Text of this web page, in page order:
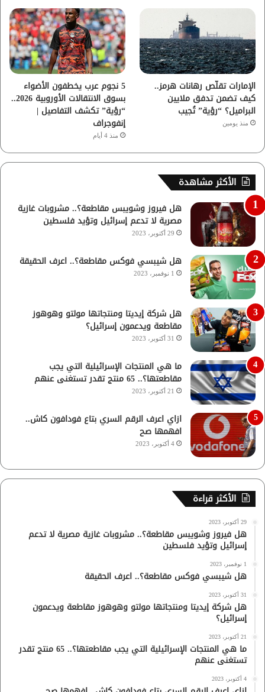
الإمارات تقلّص رهانات هرمز..
كيف تضمن تدفق ملايين
البراميل؟ “رؤية” تُجيب
منذ يومين
5 نجوم عرب يخطفون الأضواء
بسوق الانتقالات الأوروبية 2026..
“رؤية” تكشف التفاصيل |
إنفوجراف
منذ 4 أيام
الأكثر مشاهدة
هل فيروز وشويبس مقاطعة؟.. مشروبات غازية
مصرية لا تدعم إسرائيل وتؤيد فلسطين
29 أكتوبر، 2023
هل شيبسي فوكس مقاطعة؟.. اعرف الحقيقة
1 نوفمبر، 2023
هل شركة إيديتا ومنتجاتها مولتو وهوهوز
مقاطعة ويدعمون إسرائيل؟
31 أكتوبر، 2023
ما هي المنتجات الإسرائيلية التي يجب
مقاطعتها؟.. 65 منتج تقدر تستغنى عنهم
21 أكتوبر، 2023
ازاي اعرف الرقم السري بتاع فودافون كاش..
افهمها صح
4 أكتوبر، 2023
الأكثر قراءة
29 أكتوبر، 2023
هل فيروز وشويبس مقاطعة؟.. مشروبات غازية مصرية لا تدعم
إسرائيل وتؤيد فلسطين
1 نوفمبر، 2023
هل شيبسي فوكس مقاطعة؟.. اعرف الحقيقة
31 أكتوبر، 2023
هل شركة إيديتا ومنتجاتها مولتو وهوهوز مقاطعة ويدعمون
إسرائيل؟
21 أكتوبر، 2023
ما هي المنتجات الإسرائيلية التي يجب مقاطعتها؟.. 65 منتج تقدر
تستغنى عنهم
4 أكتوبر، 2023